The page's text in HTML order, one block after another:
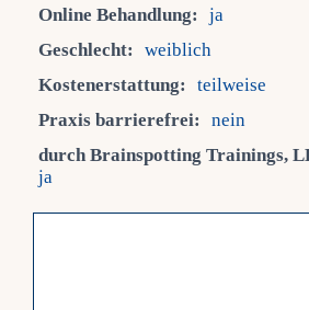
Online Behandlung:
ja
Geschlecht:
weiblich
Kostenerstattung:
teilweise
Praxis barrierefrei:
nein
durch Brainspotting Trainings,
ja